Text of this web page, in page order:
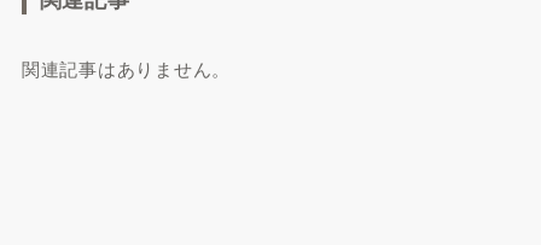
関連記事はありません。